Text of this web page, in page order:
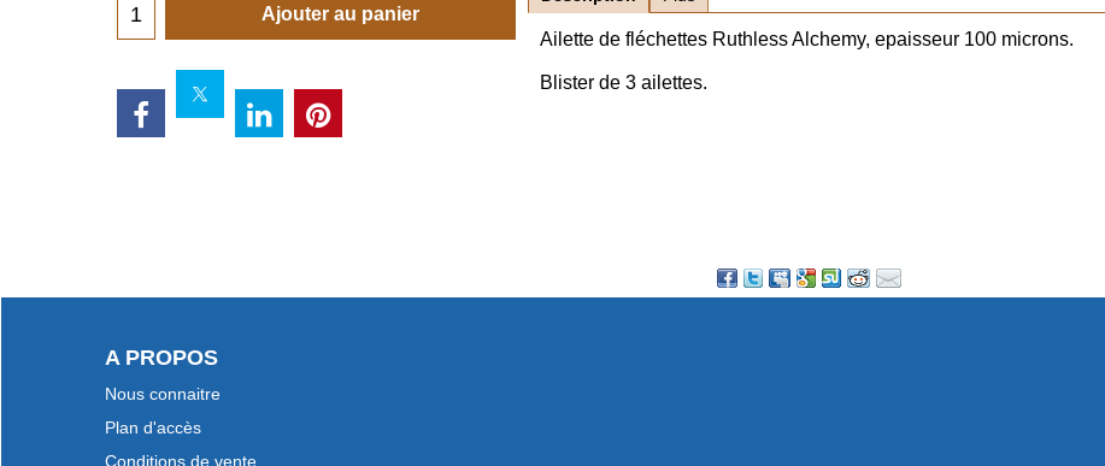
Ajouter au panier
Ailette de fléchettes Ruthless Alchemy, epaisseur 100 microns.
Blister de 3 ailettes.
A PROPOS
Nous connaitre
Plan d'accès
Conditions de vente